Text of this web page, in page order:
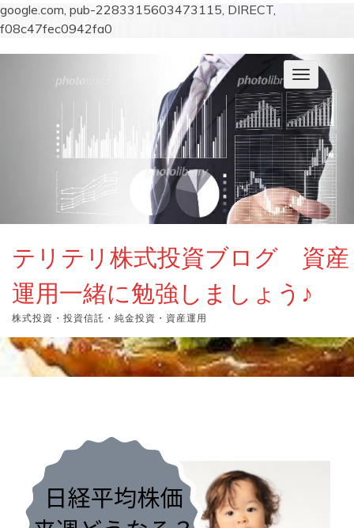
google.com, pub-2283315603473115, DIRECT,
f08c47fec0942fa0
ナ
ビ
ゲ
ー
シ
ョ
ン
を
切
り
替
テリテリ株式投資ブログ 資産
運用一緒に勉強しましょう♪
株式投資・投資信託・純金投資・資産運用